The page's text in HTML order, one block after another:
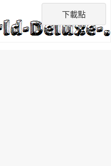
下載點